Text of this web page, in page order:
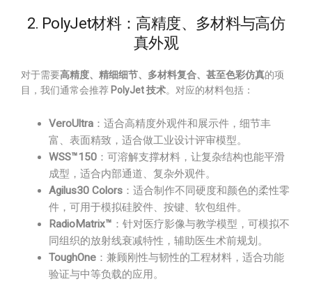
2. PolyJet材料：高精度、多材料与高仿
真外观
对于需要高精度、精细细节、多材料复合、甚至色彩仿真的项
目，我们通常会推荐 PolyJet 技术。对应的材料包括：
VeroUltra ：适合高精度外观件和展示件，细节丰
富、表面精致，适合做工业设计评审模型。
WSS™150 ：可溶解支撑材料，让复杂结构也能平滑
成型，适合内部通道、复杂外观件。
Agilus30 Colors ：适合制作不同硬度和颜色的柔性零
件，可用于模拟硅胶件、按键、软包组件。
RadioMatrix™ ：针对医疗影像与教学模型，可模拟不
同组织的放射线衰减特性，辅助医生术前规划。
ToughOne ：兼顾刚性与韧性的工程材料，适合功能
验证与中等负载的应用。